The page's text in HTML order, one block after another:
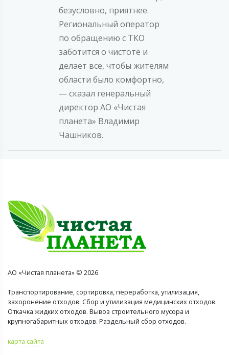
безусловно, приятнее.
Региональный оператор
по обращению с ТКО
заботится о чистоте и
делает все, чтобы жителям
области было комфортно,
— сказал генеральный
директор АО «Чистая
планета» Владимир
Чашников.
АО «Чистая планета» © 2026
Транспортирование, сортировка, переработка, утилизация,
захоронение отходов. Сбор и утилизация медицинских отходов.
Откачка жидких отходов. Вывоз строительного мусора и
крупногабаритных отходов. Раздельный сбор отходов.
карта сайта